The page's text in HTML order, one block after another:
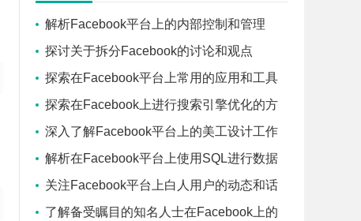
解析Facebook平台上的内部控制和管理
探讨关于拆分Facebook的讨论和观点
探索在Facebook平台上常用的应用和工具
探索在Facebook上进行搜索引擎优化的方
法深入了解Facebook平台上的美工设计工作
解析在Facebook平台上使用SQL进行数据
查询
关注Facebook平台上白人用户的动态和话
题了解备受瞩目的知名人士在Facebook上的